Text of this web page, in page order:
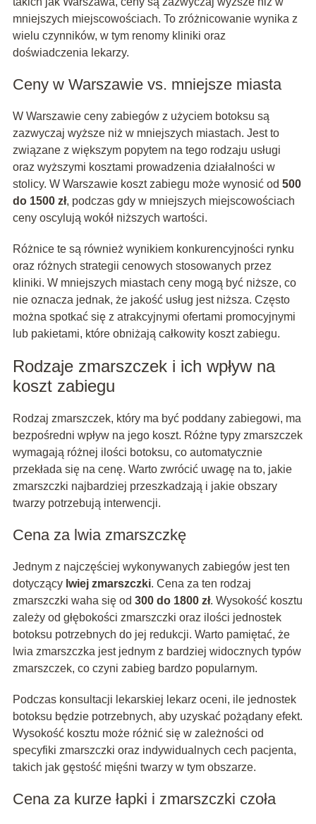
mniejszych miejscowościach. To zróżnicowanie wynika z
wielu czynników, w tym renomy kliniki oraz
doświadczenia lekarzy.
Ceny w Warszawie vs. mniejsze miasta
W Warszawie ceny zabiegów z użyciem botoksu są
zazwyczaj wyższe niż w mniejszych miastach. Jest to
związane z większym popytem na tego rodzaju usługi
oraz wyższymi kosztami prowadzenia działalności w
stolicy. W Warszawie koszt zabiegu może wynosić od 500
do 1500 zł, podczas gdy w mniejszych miejscowościach
ceny oscylują wokół niższych wartości.
Różnice te są również wynikiem konkurencyjności rynku
oraz różnych strategii cenowych stosowanych przez
kliniki. W mniejszych miastach ceny mogą być niższe, co
nie oznacza jednak, że jakość usług jest niższa. Często
można spotkać się z atrakcyjnymi ofertami promocyjnymi
lub pakietami, które obniżają całkowity koszt zabiegu.
Rodzaje zmarszczek i ich wpływ na
koszt zabiegu
Rodzaj zmarszczek, który ma być poddany zabiegowi, ma
bezpośredni wpływ na jego koszt. Różne typy zmarszczek
wymagają różnej ilości botoksu, co automatycznie
przekłada się na cenę. Warto zwrócić uwagę na to, jakie
zmarszczki najbardziej przeszkadzają i jakie obszary
twarzy potrzebują interwencji.
Cena za lwia zmarszczkę
Jednym z najczęściej wykonywanych zabiegów jest ten
dotyczący lwiej zmarszczki. Cena za ten rodzaj
zmarszczki waha się od 300 do 1800 zł. Wysokość kosztu
zależy od głębokości zmarszczki oraz ilości jednostek
botoksu potrzebnych do jej redukcji. Warto pamiętać, że
lwia zmarszczka jest jednym z bardziej widocznych typów
zmarszczek, co czyni zabieg bardzo popularnym.
Podczas konsultacji lekarskiej lekarz oceni, ile jednostek
botoksu będzie potrzebnych, aby uzyskać pożądany efekt.
Wysokość kosztu może różnić się w zależności od
specyfiki zmarszczki oraz indywidualnych cech pacjenta,
takich jak gęstość mięśni twarzy w tym obszarze.
Cena za kurze łapki i zmarszczki czoła